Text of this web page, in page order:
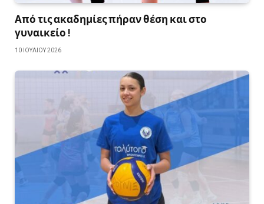
Από τις ακαδημίες πήραν θέση και στο
γυναικείο !
10 ΙΟΥΛΊΟΥ 2026